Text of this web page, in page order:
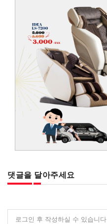
댓글을 달아주세요
로그인 후 작성하실 수 있습니다